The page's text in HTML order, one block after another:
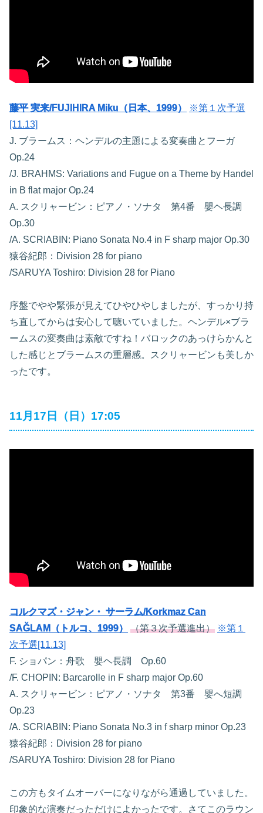
藤平 実来/FUJIHIRA Miku（日本、1999）
※第１次予選
[11.13]
J. ブラームス：ヘンデルの主題による変奏曲とフーガ
Op.24
/J. BRAHMS: Variations and Fugue on a Theme by Handel
in B flat major Op.24
A. スクリャービン：ピアノ・ソナタ 第4番 嬰ヘ長調
Op.30
/A. SCRIABIN: Piano Sonata No.4 in F sharp major Op.30
猿谷紀郎：Division 28 for piano
/SARUYA Toshiro: Division 28 for Piano
序盤でやや緊張が見えてひやひやしましたが、すっかり持
ち直してからは安心して聴いていました。ヘンデル×ブラ
ームスの変奏曲は素敵ですね！バロックのあっけらかんと
した感じとブラームスの重層感。スクリャービンも美しか
ったです。
11月17日（日）17:05
コルクマズ・ジャン・ サーラム/Korkmaz Can
SAĞLAM（トルコ、1999）
（第３次予選進出） ※第１
次予選[11.13]
F. ショパン：舟歌 嬰ヘ長調 Op.60
/F. CHOPIN: Barcarolle in F sharp major Op.60
A. スクリャービン：ピアノ・ソナタ 第3番 嬰へ短調
Op.23
/A. SCRIABIN: Piano Sonata No.3 in f sharp minor Op.23
猿谷紀郎：Division 28 for piano
/SARUYA Toshiro: Division 28 for Piano
この方もタイムオーバーになりながら通過していました。
印象的な演奏だっただけによかったです。さてこのラウン